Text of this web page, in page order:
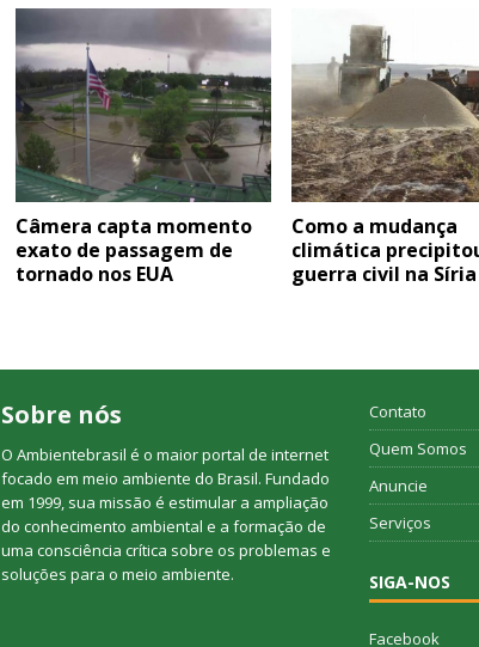
Câmera capta momento
exato de passagem de
tornado nos EUA
Como a mudança
climática
guerra civil na Síria
Sobre nós
O Ambientebrasil é o maior portal de internet
focado em meio ambiente do Brasil. Fundado
em 1999, sua missão é estimular a ampliação
do conhecimento ambiental e a formação de
uma consciência crítica sobre os problemas e
soluções para o meio ambiente.
Contato
Quem Somos
Anuncie
Serviços
SIGA-NOS
Facebook